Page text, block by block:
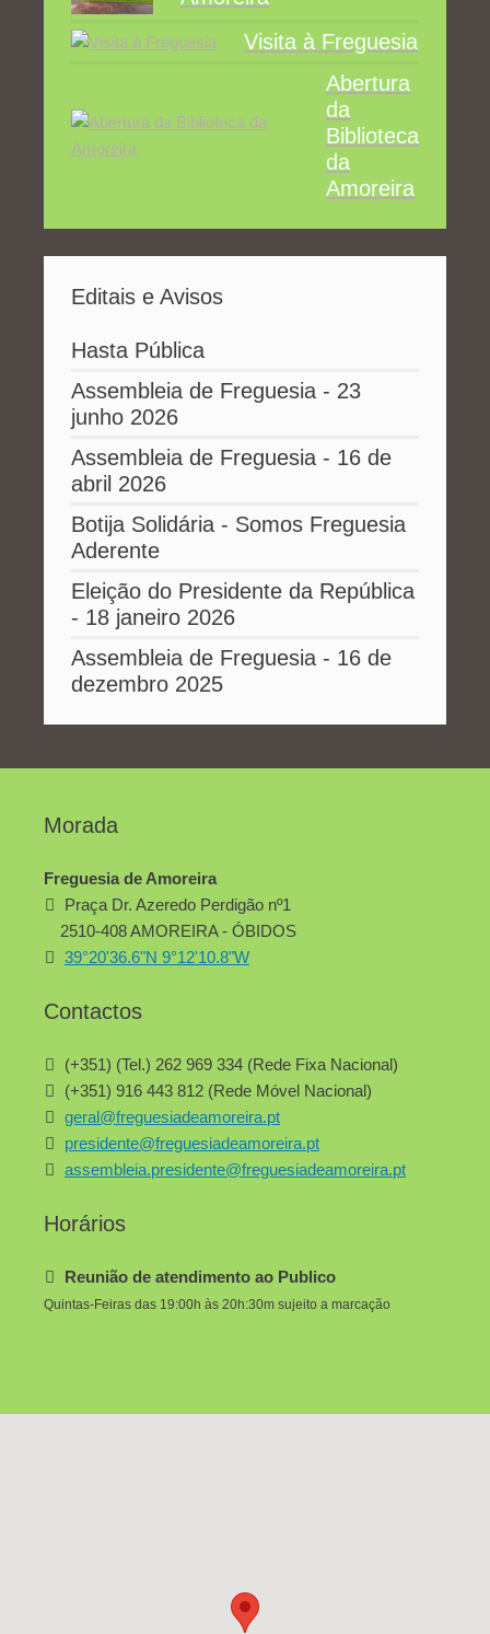
Visita à Freguesia
Abertura
da
Biblioteca
da
Amoreira
Editais e Avisos
Hasta Pública
Assembleia de Freguesia - 23
junho 2026
Assembleia de Freguesia - 16 de
abril 2026
Botija Solidária - Somos Freguesia
Aderente
Eleição do Presidente da República
- 18 janeiro 2026
Assembleia de Freguesia - 16 de
dezembro 2025
Morada
Freguesia de Amoreira
Praça Dr. Azeredo Perdigão nº1
2510-408 AMOREIRA - ÓBIDOS
39°20'36.6"N 9°12'10.8"W
Contactos
(+351) (Tel.) 262 969 334 (Rede Fixa Nacional)
(+351) 916 443 812 (Rede Móvel Nacional)
geral@freguesiadeamoreira.pt
presidente@freguesiadeamoreira.pt
assembleia.presidente@freguesiadeamoreira.pt
Horários
Reunião de atendimento ao Publico
Quintas-Feiras das 19:00h às 20h:30m sujeito a marcação